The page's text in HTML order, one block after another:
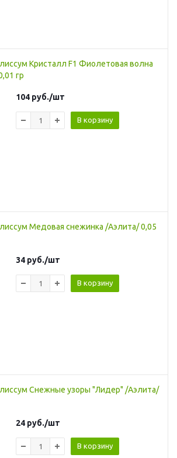
Кристалл F1 Фиолетовая волна
гр
104 руб./шт
В корзину
Медовая снежинка /Аэлита/ 0,05
34 руб./шт
В корзину
Снежные узоры "Лидер" /Аэлита/
24 руб./шт
В корзину